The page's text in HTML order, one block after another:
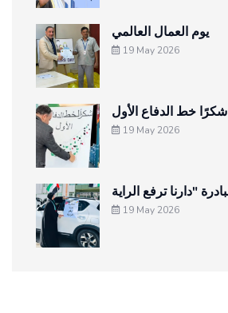
يوم العمال العالمي
19 May 2026
شكرًا خط الدفاع الأول
19 May 2026
19 May 2026